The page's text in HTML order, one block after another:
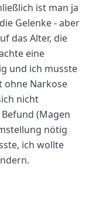
ist man ja
Gelenke - aber
das Alter, die
eine
und ich musste
ohne Narkose
nicht
(Magen
nötig
ich wollte